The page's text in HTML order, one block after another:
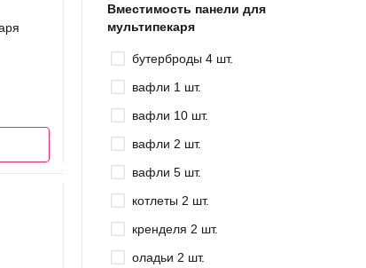
Вместимость панели для
мультипекаря
бутерброды 4 шт.
вафли 1 шт.
вафли 10 шт.
вафли 2 шт.
вафли 5 шт.
котлеты 2 шт.
кренделя 2 шт.
оладьи 2 шт.